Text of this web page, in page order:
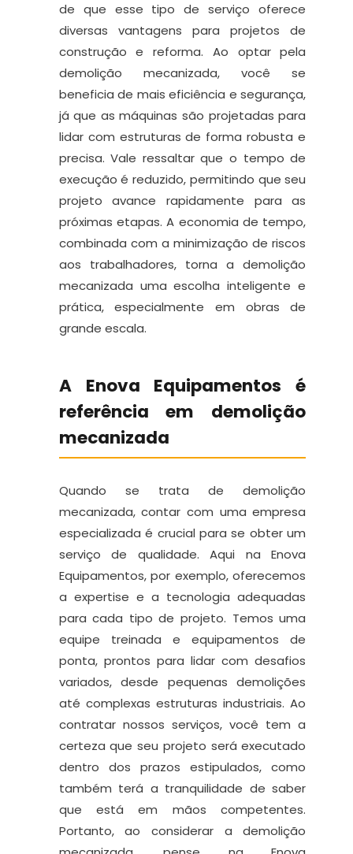
de que esse tipo de serviço oferece
diversas vantagens para projetos de
construção e reforma. Ao optar pela
demolição mecanizada, você se
beneficia de mais eficiência e segurança,
já que as máquinas são projetadas para
lidar com estruturas de forma robusta e
precisa. Vale ressaltar que o tempo de
execução é reduzido, permitindo que seu
projeto avance rapidamente para as
próximas etapas. A economia de tempo,
combinada com a minimização de riscos
aos trabalhadores, torna a demolição
mecanizada uma escolha inteligente e
prática, especialmente em obras de
grande escala.
A Enova Equipamentos é
referência em demolição
mecanizada
Quando se trata de demolição
mecanizada, contar com uma empresa
especializada é crucial para se obter um
serviço de qualidade. Aqui na Enova
Equipamentos, por exemplo, oferecemos
a expertise e a tecnologia adequadas
para cada tipo de projeto. Temos uma
equipe treinada e equipamentos de
ponta, prontos para lidar com desafios
variados, desde pequenas demolições
até complexas estruturas industriais. Ao
contratar nossos serviços, você tem a
certeza que seu projeto será executado
dentro dos prazos estipulados, como
também terá a tranquilidade de saber
que está em mãos competentes.
Portanto, ao considerar a demolição